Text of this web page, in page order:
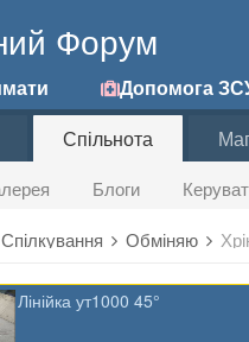
Форум
Допомога
Спільнота
Блоги
Спілкування Обміняю
Лінійка ут1000 45°